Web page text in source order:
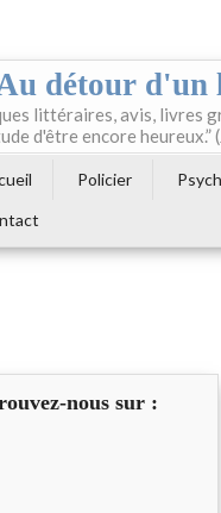
détour d'un
littéraires, avis, livres
d'être encore heureux.”
Policier
nous sur :